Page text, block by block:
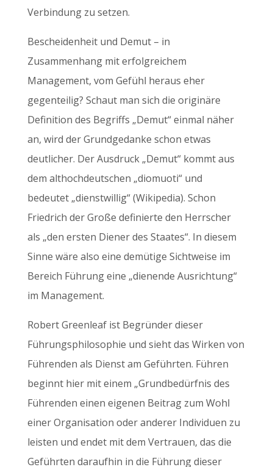
Verbindung zu setzen.
Bescheidenheit und Demut – in
Zusammenhang mit erfolgreichem
Management, vom Gefühl heraus eher
gegenteilig? Schaut man sich die originäre
Definition des Begriffs „Demut“ einmal näher
an, wird der Grundgedanke schon etwas
deutlicher. Der Ausdruck „Demut“ kommt aus
dem althochdeutschen „diomuoti“ und
bedeutet „dienstwillig“ (Wikipedia). Schon
Friedrich der Große definierte den Herrscher
als „den ersten Diener des Staates“. In diesem
Sinne wäre also eine demütige Sichtweise im
Bereich Führung eine „dienende Ausrichtung“
im Management.
Robert Greenleaf ist Begründer dieser
Führungsphilosophie und sieht das Wirken von
Führenden als Dienst am Geführten. Führen
beginnt hier mit einem „Grundbedürfnis des
Führenden einen eigenen Beitrag zum Wohl
einer Organisation oder anderer Individuen zu
leisten und endet mit dem Vertrauen, das die
Geführten daraufhin in die Führung dieser